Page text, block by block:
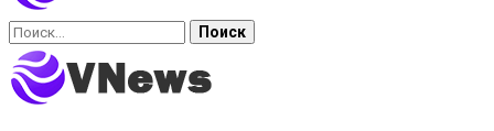
Найти: